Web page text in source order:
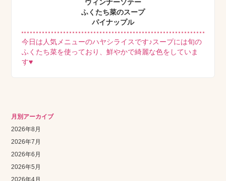
ウィンナーソテー
ふくたち菜のスープ
パイナップル
今日は人気メニューのハヤシライスです♪スープには旬の
ふくたち菜を使っており、鮮やかで綺麗な色をしていま
す♥
月別アーカイブ
2026年8月
2026年7月
2026年6月
2026年5月
2026年4月